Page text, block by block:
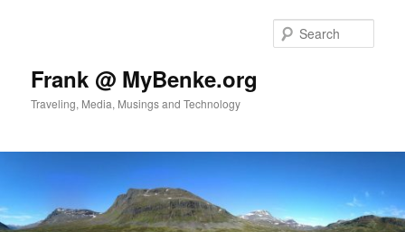
Frank @ MyBenke.org
Traveling, Media, Musings and Technology